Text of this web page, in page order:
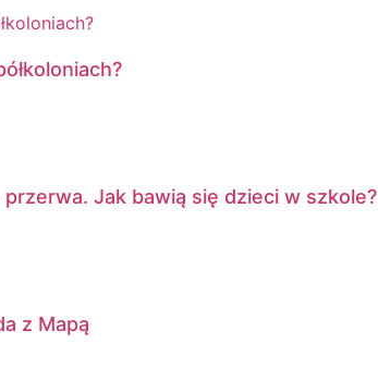
Jak bawią się dzieci w szkole?
z Mapą